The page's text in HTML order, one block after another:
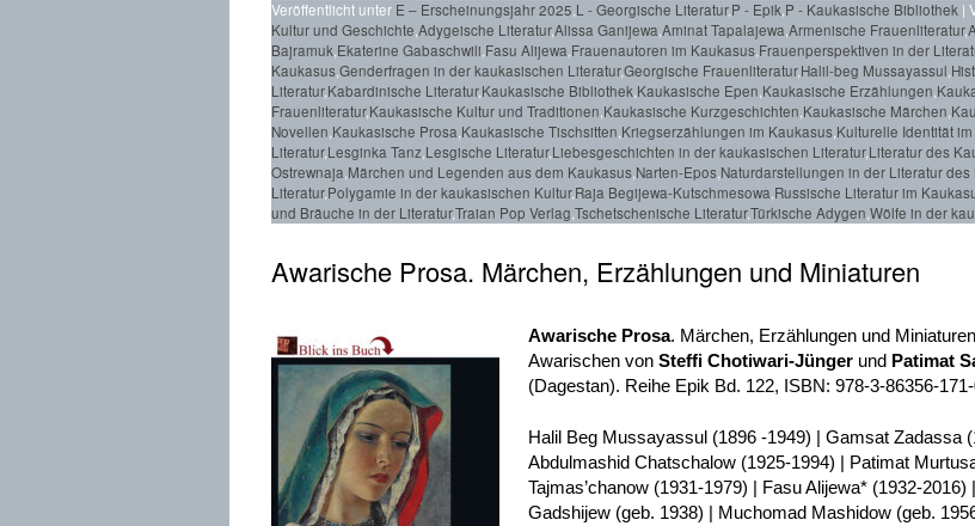
Veröffentlicht unter E – Erscheinungsjahr 2025,L - Georgische Literatur,P - Epik,P - Kaukasische Bibliothek |
Kultur und Geschichte,Adygeische Literatur,Alissa Ganijewa,Aminat Tapalajewa,Armenische Frauenliteratur,
Bajramuk,Ekaterine Gabaschwili,Fasu Alijewa,Frauenautoren im Kaukasus,Frauenperspektiven in der
Kaukasus,Genderfragen in der kaukasischen Literatur,Georgische Frauenliteratur,Halil-beg Mussayassul,
Literatur,Kabardinische Literatur,Kaukasische Bibliothek,Kaukasische Epen,Kaukasische Erzählungen,
Frauenliteratur,Kaukasische Kultur und Traditionen,Kaukasische Kurzgeschichten,Kaukasische Märchen,
Novellen,Kaukasische Prosa,Kaukasische Tischsitten,Kriegserzählungen im Kaukasus,Kulturelle Identität
Literatur,Lesginka Tanz,Lesgische Literatur,Liebesgeschichten in der kaukasischen Literatur,Literatur des
Ostrewnaja,Märchen und Legenden aus dem Kaukasus,Narten-Epos,Naturdarstellungen in der Literatur des
Literatur,Polygamie in der kaukasischen Kultur,Raja Begijewa-Kutschmesowa,Russische Literatur im
und Bräuche in der Literatur,Traian Pop Verlag,Tschetschenische Literatur,Türkische Adygen,Wölfe in der
Awarische Prosa. Märchen, Erzählungen und Miniaturen
Awarische Prosa. Märchen, Erzählungen und
Awarischen von Steffi Chotiwari-Jünger und Patimat
(Dagestan). Reihe Epik Bd. 122, ISBN: 978-3-86356-
Halil Beg Mussayassul (1896 -1949) | Gamsat Zadassa
Abdulmashid Chatschalow (1925-1994) | Patimat
Tajmas’chanow (1931-1979) | Fasu Alijewa* (1932-
Gadshijew (geb. 1938) | Muchomad Mashidow (geb.